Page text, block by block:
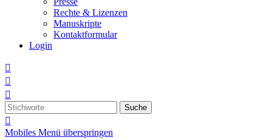
Rechte & Lizenzen
Manuskripte
Kontaktformular
Login



Suche

Mobiles Menü überspringen